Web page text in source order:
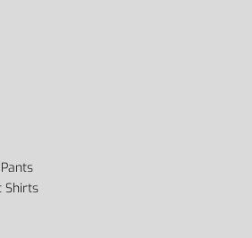
Shirts